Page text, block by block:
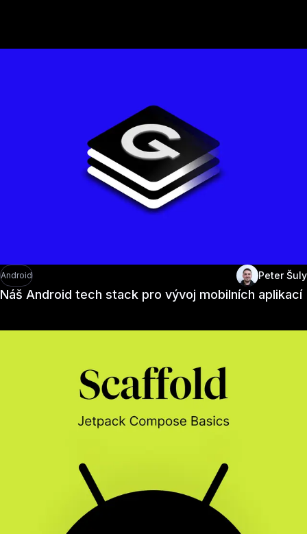
Android Peter Šuly
Náš Android tech stack pro vývoj mobilních aplikací